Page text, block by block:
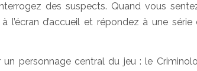
des suspects. Quand vous
à l’écran d’accueil et répondez à une
personnage central du jeu : le